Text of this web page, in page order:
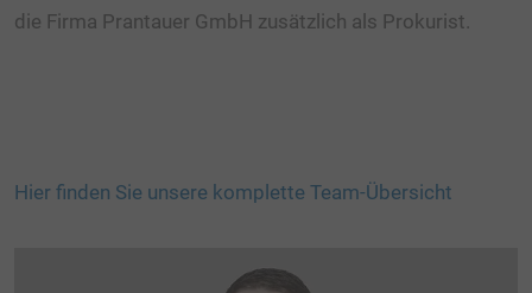
die Firma Prantauer GmbH zusätzlich als Prokurist.
Hier finden Sie unsere komplette Team-Übersicht